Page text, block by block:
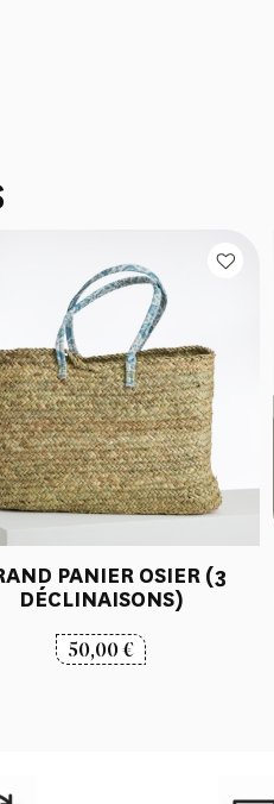
PANIER OSIER (3
DÉCLINAISONS)
50,00€